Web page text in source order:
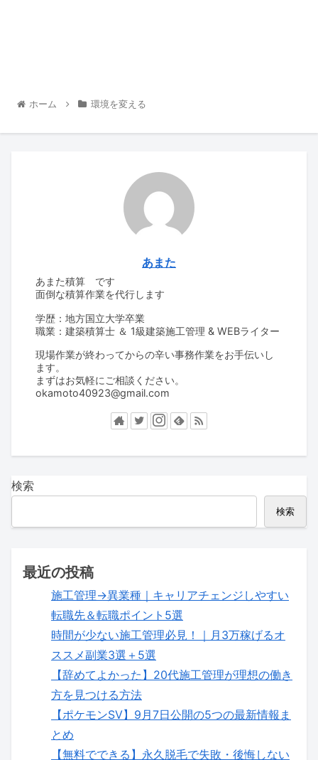
ホーム 環境を変える
あまた
あまた積算 です
面倒な積算作業を代行します
学歴：地方国立大学卒業
職業：建築積算士 ＆ 1級建築施工管理 & WEBライター
現場作業が終わってからの辛い事務作業をお手伝いし
ます。
まずはお気軽にご相談ください。
okamoto40923@gmail.com
検索
検索
最近の投稿
施工管理→異業種｜キャリアチェンジしやすい
転職先＆転職ポイント5選
時間が少ない施工管理必見！｜月3万稼げるオ
ススメ副業3選＋5選
【辞めてよかった】20代施工管理が理想の働き
方を見つける方法
【ポケモンSV】9月7日公開の5つの最新情報ま
とめ
【無料でできる】永久脱毛で失敗・後悔しない